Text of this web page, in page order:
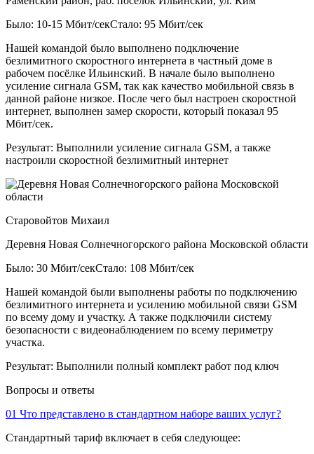
Было: 10-15 Мбит/секСтало: 95 Мбит/сек
Нашей командой было выполнено подключение
безлимитного скоростного интернета в частный доме в
рабочем посёлке Ильинский. В начале было выполнено
усиление сигнала GSM, так как качество мобильной связь в
данной районе низкое. После чего был настроен скоростной
интернет, выполнен замер скорости, который показал 95
Мбит/сек.
Результат: Выполнили усиление сигнала GSM, а также
настроили скоростной безлимитный интернет
Старовойтов Михаил
Деревня Новая Солнечногорского района Московской области
Было: 30 Мбит/секСтало: 108 Мбит/сек
Нашей командой были выполнены работы по подключению
безлимитного интернета и усилению мобильной связи GSM
по всему дому и участку. А также подключили систему
безопасности с видеонаблюдением по всему периметру
участка.
Результат: Выполнили полный комплект работ под ключ
Вопросы и ответы
01 Что представлено в стандартном наборе ваших услуг?
Стандартный тариф включает в себя следующее: